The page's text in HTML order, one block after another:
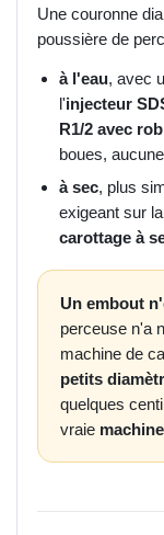
Une couronne
poussière de
à l'eau, avec
l'injecteur
R1/2 avec
boues,
à sec, plus
exigeant sur
carottage à
Un embout
perceuse n'a
machine de
petits
quelques
vraie